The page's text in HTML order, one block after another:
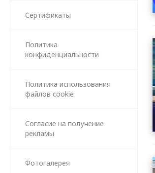
Сертификаты
Политика
конфиденциальности
Политика использования
файлов cookie
Согласие на получение
рекламы
Фотогалерея